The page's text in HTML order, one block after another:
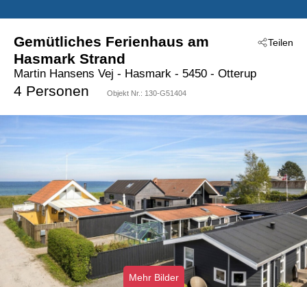
Teilen
Gemütliches Ferienhaus am
Hasmark Strand
Martin Hansens Vej - Hasmark - 5450 - Otterup
4 Personen Objekt Nr.: 130-G51404
Mehr Bilder